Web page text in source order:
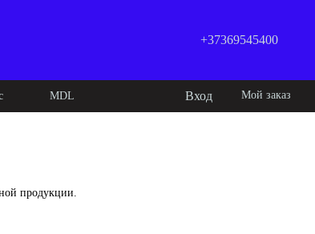
+37369545400
MDL Вход Мой заказ
продукции.